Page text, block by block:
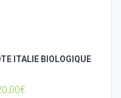
ITALIE BIOLOGIQUE
€